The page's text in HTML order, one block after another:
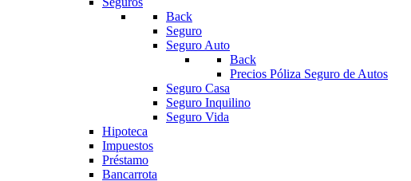
Back
Seguro
Seguro Auto
Back
Precios Póliza Seguro de Autos
Seguro Casa
Seguro Inquilino
Seguro Vida
Hipoteca
Impuestos
Préstamo
Bancarrota